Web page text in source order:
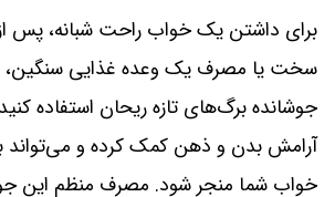
برای داشتن یک خواب راحت شبانه، پس
سخت یا مصرف یک وعده غذایی سنگین،
جوشانده برگ‌های تازه ریحان استفاده
آرامش بدن و ذهن کمک کرده و می‌تواند
خواب شما منجر شود. مصرف منظم این